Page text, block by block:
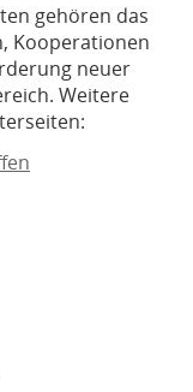
gehören das
, Kooperationen
neuer
Weitere